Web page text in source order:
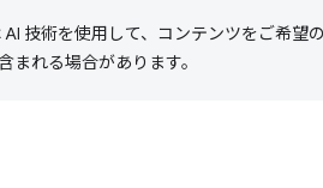
技術を使用して、コンテンツをご希望
まれる場合があります。